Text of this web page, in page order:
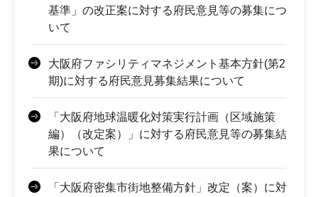
基準」の改正案に対する府民意見等の募集につ
いて
大阪府ファシリティマネジメント基本方針(第2
期)に対する府民意見募集結果について
「大阪府地球温暖化対策実行計画（区域施策
編）（改定案）」に対する府民意見等の募集結
果について
「大阪府密集市街地整備方針」改定（案）に対